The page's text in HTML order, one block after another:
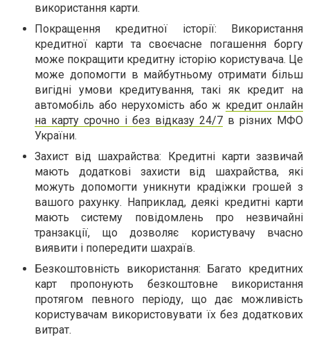
використання карти.
Покращення кредитної історії: Використання
кредитної карти та своєчасне погашення боргу
може покращити кредитну історію користувача. Це
може допомогти в майбутньому отримати більш
вигідні умови кредитування, такі як кредит на
автомобіль або нерухомість або ж кредит онлайн
на карту срочно і без відказу 24/7 в різних МФО
України.
Захист від шахрайства: Кредитні карти зазвичай
мають додаткові захисти від шахрайства, які
можуть допомогти уникнути крадіжки грошей з
вашого рахунку. Наприклад, деякі кредитні карти
мають систему повідомлень про незвичайні
транзакції, що дозволяє користувачу вчасно
виявити і попередити шахраїв.
Безкоштовність використання: Багато кредитних
карт пропонують безкоштовне використання
протягом певного періоду, що дає можливість
користувачам використовувати їх без додаткових
витрат.